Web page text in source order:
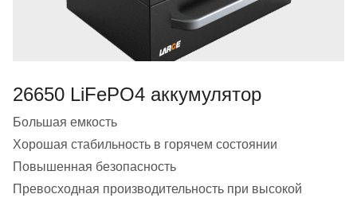
26650 LiFePO4 аккумулятор
Большая емкость
Хорошая стабильность в горячем состоянии
Повышенная безопасность
Превосходная производительность при высокой